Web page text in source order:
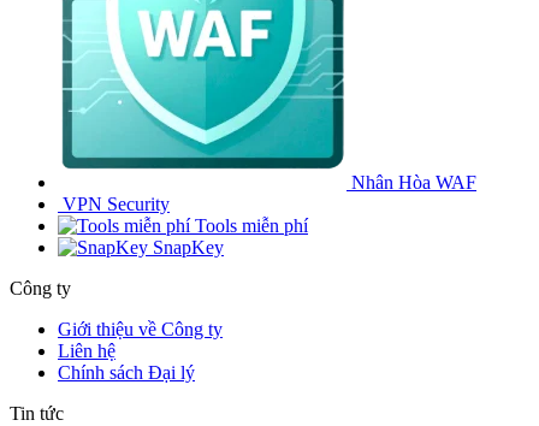
Nhân Hòa WAF
VPN Security
Tools miễn phí
SnapKey
Công ty
Giới thiệu về Công ty
Liên hệ
Chính sách Đại lý
Tin tức